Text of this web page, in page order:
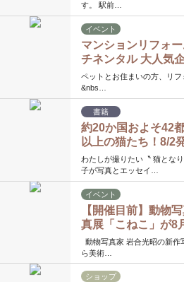
す。 駅前…
イベント
マンションリフォ
チネンタル 大人気
会」を府中コンチ
開催致します。
ペットとお住まいの方、リ
&nbs…
書籍
約20か国およそ42
以上の猫たち！8/2
わたしが撮りたい〝 猫とな
子が写真とエッセイ…
イベント
【開催目前】動物
真展「こねこ」が8
き」KYOTOで開催
動物写真家 岩合光昭の新作
ら美術…
ショップ